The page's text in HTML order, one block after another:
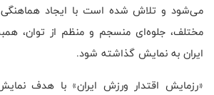
می‌شود و تلاش شده است با ایجاد
مختلف، جلوه‌ای منسجم و منظم از توان،
ایران به نمایش گذاشته شود.
«رزمایش اقتدار ورزش ایران» با هدف